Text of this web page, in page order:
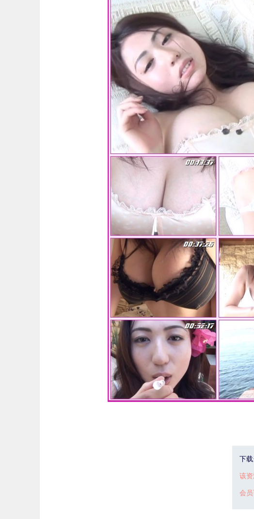
下载
该
会